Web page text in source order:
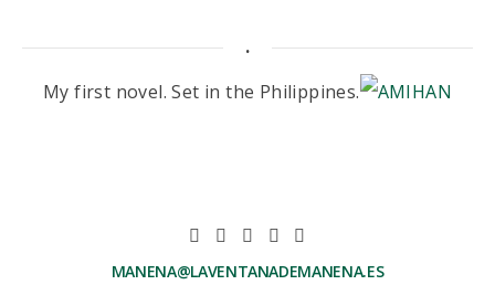
.
My first novel. Set in the Philippines.
MANENA@LAVENTANADEMANENA.ES